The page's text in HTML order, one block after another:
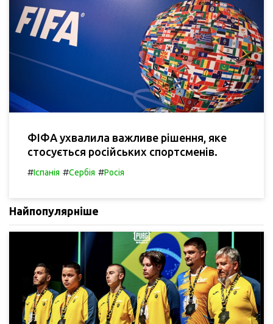
ФІФА ухвалила важливе рішення, яке
стосується російських спортсменів.
#Іспанія #Сербія #Росія
Найпопулярніше